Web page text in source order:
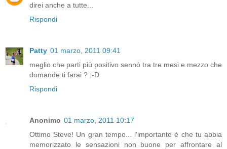
direi anche a tutte...
Rispondi
Patty 01 marzo, 2011 09:41
meglio che parti più positivo sennò tra tre mesi e mezzo che
domande ti farai ? :-D
Rispondi
Anonimo 01 marzo, 2011 10:17
Ottimo Steve! Un gran tempo... l'importante è che tu abbia
memorizzato le sensazioni non buone per affrontare al